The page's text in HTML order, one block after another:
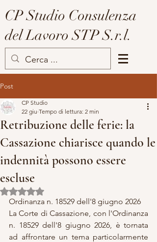
CP Studio Consulenza
del Lavoro STP S.r.l.
Post
Retribuzione delle ferie: la
Cassazione chiarisce quando le
indennità possono essere
escluse
CP Studio
22 giu Tempo di lettura: 2 min
Valutazione NaN stelle su 5.
Ordinanza n. 18529 dell'8 giugno 2026
La Corte di Cassazione, con l'Ordinanza
n. 18529 dell'8 giugno 2026, è tornata
ad affrontare un tema particolarmente